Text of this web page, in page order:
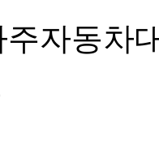
자동차